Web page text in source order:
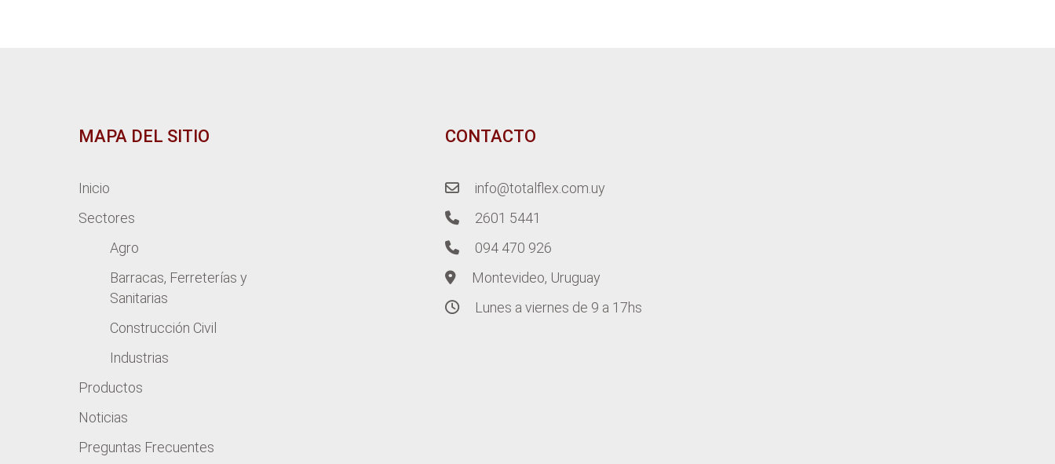
MAPA DEL SITIO
Inicio
Sectores
Agro
Barracas, Ferreterías y
Sanitarias
Construcción Civil
Industrias
Productos
Noticias
Preguntas Frecuentes
CONTACTO
info@totalflex.com.uy
2601 5441
094 470 926
Montevideo, Uruguay
Lunes a viernes de 9 a 17hs